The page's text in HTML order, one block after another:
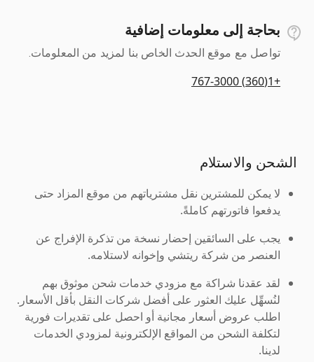
بحاجة إلى معلومات إضافية
تواصل مع موقع الحدث الخاص بنا لمزيد من المعلومات.
+1(360) 767-3000
الشحن والاستلام
لا يمكن للمشترين نقل مشترياتهم من موقع المزاد حتى
يدفعوا فاتورتهم كاملةً.
يجب على السائقين إحضار نسخة من تذكرة الإفراج عن
العنصر من شركة ريتشي وإخوانه لاستلامه.
لقد عقدنا شراكة مع مزودي خدمات شحن موثوق بهم
لنُسهِّل عليك العثور على أفضل شركات النقل بأقل الأسعار.
اطلب عروض أسعار مجانية أو احصل على تقديرات فورية
لتكلفة الشحن من المواقع الإلكترونية لمزودي الخدمات
لدينا.